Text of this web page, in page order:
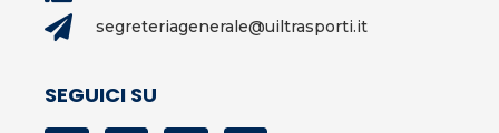
segreteriagenerale@uiltrasporti.it
SEGUICI SU